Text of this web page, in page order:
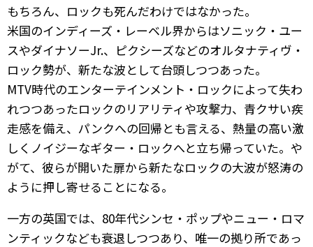
もちろん、ロックも死んだわけではなかった。
米国のインディーズ・レーベル界からはソニック・ユー
スやダイナソーJr.、ピクシーズなどのオルタナティヴ・
ロック勢が、新たな波として台頭しつつあった。
MTV時代のエンターテインメント・ロックによって失わ
れつつあったロックのリアリティや攻撃力、青クサい疾
走感を備え、パンクへの回帰とも言える、熱量の高い激
しくノイジーなギター・ロックへと立ち帰っていた。や
がて、彼らが開いた扉から新たなロックの大波が怒涛の
ように押し寄せることになる。
一方の英国では、80年代シンセ・ポップやニュー・ロマ
ンティックなども衰退しつつあり、唯一の拠り所であっ